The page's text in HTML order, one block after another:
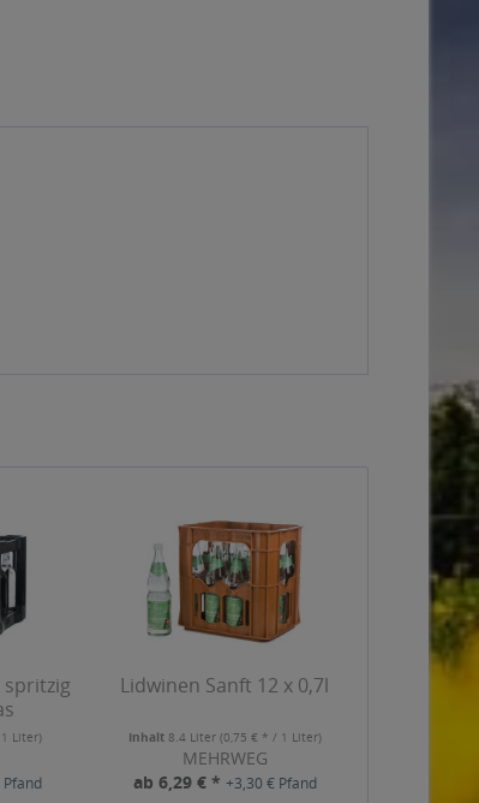
spritzig
Liter)
Pfand
Lidwinen Sanft 12 x 0,7l
Inhalt 8.4 Liter (0,75 € * / 1 Liter)
MEHRWEG
ab 6,29 € * +3,30 € Pfand